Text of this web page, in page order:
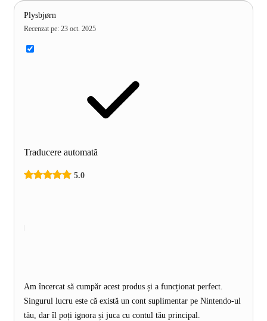
Plysbjørn
Recenzat pe: 23 oct. 2025
Traducere automată
5.0
Am încercat să cumpăr acest produs și a funcționat perfect.
Singurul lucru este că există un cont suplimentar pe Nintendo-ul
tău, dar îl poți ignora și juca cu contul tău principal.